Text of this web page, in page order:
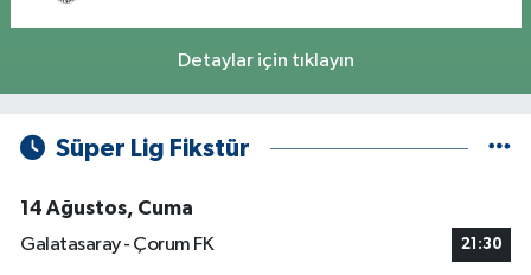
Detaylar için tıklayın
Süper Lig Fikstür
14 Ağustos, Cuma
Galatasaray - Çorum FK
21:30